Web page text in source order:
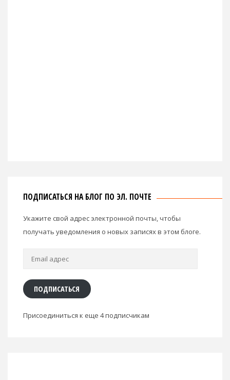
ПОДПИСАТЬСЯ НА БЛОГ ПО ЭЛ. ПОЧТЕ
Укажите свой адрес электронной почты, чтобы
получать уведомления о новых записях в этом блоге.
Email
ПОДПИСАТЬСЯ
Присоединиться к еще 4 подписчикам